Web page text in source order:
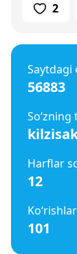
2
Saytdagi
56883
Harflar
12
101